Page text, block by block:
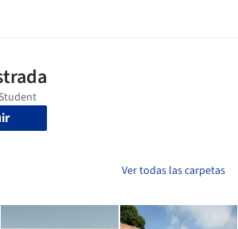
Ver todas las carpetas